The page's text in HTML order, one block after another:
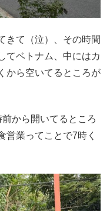
きて（泣）、その時間
てベトナム、中にはカ
から空いてるところが
から開いてるところ
営業ってことで7時く